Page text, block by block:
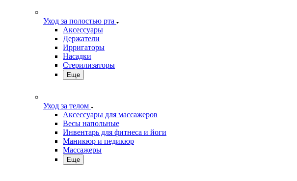
Уход за полостью рта
Аксессуары
Держатели
Ирригаторы
Насадки
Стерилизаторы
Еще
Уход за телом
Аксессуары для массажеров
Весы напольные
Инвентарь для фитнеса и йоги
Маникюр и педикюр
Массажеры
Еще